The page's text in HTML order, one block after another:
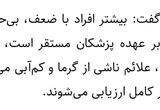
گفت: بیشتر افراد با ضعف،
عهده پزشکان مستقر است،
علائم ناشی از گرما و کم‌آبی
کامل ارزیابی می‌شوند.